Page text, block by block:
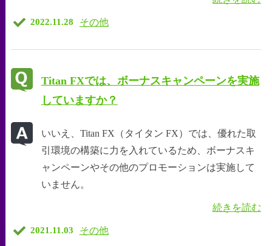
2022.11.28 その他
Titan FXでは、ボーナスキャンペーンを実施
していますか？
いいえ、Titan FX（タイタン FX）では、優れた取
引環境の構築に力を入れているため、ボーナスキ
ャンペーンやその他のプロモーションは実施して
いません。
続きを読む
2021.11.03 その他